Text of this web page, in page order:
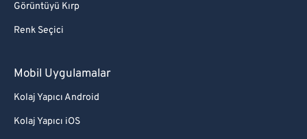
Görüntüyü Kırp
Renk Seçici
Mobil Uygulamalar
Kolaj Yapıcı Android
Kolaj Yapıcı iOS